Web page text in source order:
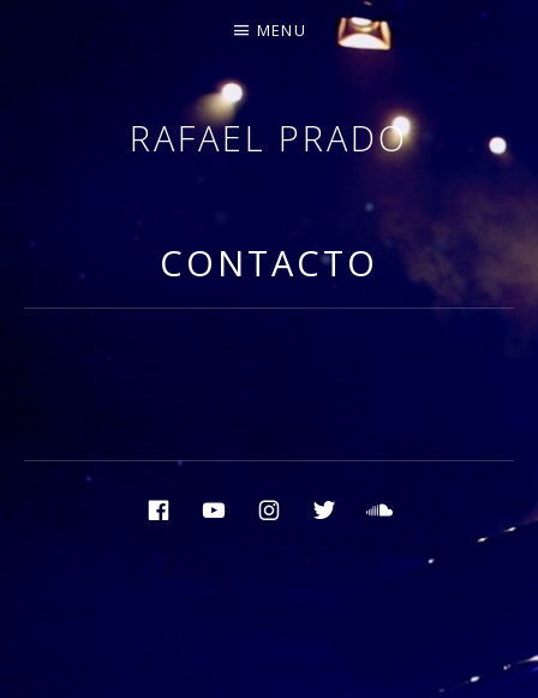
RAFAEL PRADO
PIANISTA Y COMPOSITOR – DOCTOR EN
MENU
CONTACTO
Social Media Profiles
FacebookYoutubeInstagram
TwiterSoundcloud